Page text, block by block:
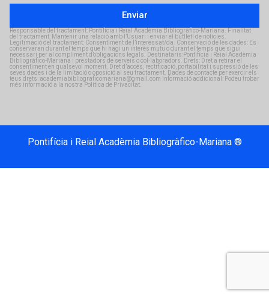
Enviar
Responsable del tractament: Pontifícia i Reial Acadèmia Bibliogràfico-Mariana. Finalitat
del tractament: Mantenir una relació amb l’Usuari i enviar el butlletí de notícies.
Legitimació del tractament: Consentiment de l’interessat/da. Conservació de les dades: Es
conservaran durant el temps que hi hagi un interès mutu o durant el temps que sigui
necessari per al compliment d’obligacions legals. Destinataris:Pontifícia i Reial Acadèmia
Bibliogràfico-Mariana i prestadors de serveis o col·laboradors. Drets: Dret a retirar el
consentiment en qualsevol moment. Dret d’accés, rectificació, portabilitat i supressió de les
seves dades i de la limitació o oposició al seu tractament. Dades de contacte per exercir els
teus drets: academiabibliograficomariana@gmail.com Informació addicional: Podeu trobar
més informació a la nostra Política de Privacitat.
Pontifícia i Reial Acadèmia Bibliogràfico-Mariana ®